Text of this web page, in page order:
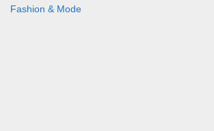
Fashion & Mode